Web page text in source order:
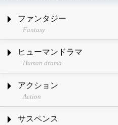
ファンタジー
Fantasy
ヒューマンドラマ
Human drama
アクション
Action
サスペンス